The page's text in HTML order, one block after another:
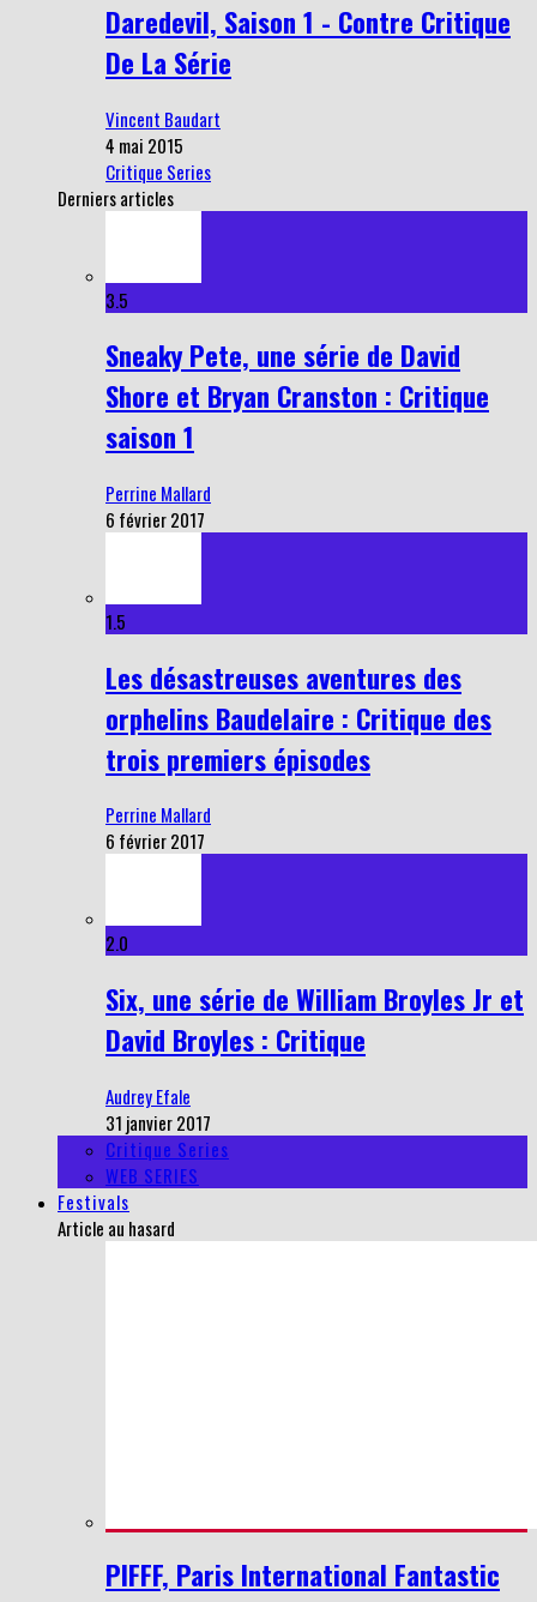
Daredevil, Saison 1 - Contre Critique
De La Série
Vincent Baudart
4 mai 2015
Critique Series
Derniers articles
3.5
Sneaky Pete, une série de David
Shore et Bryan Cranston : Critique
saison 1
Perrine Mallard
6 février 2017
1.5
Les désastreuses aventures des
orphelins Baudelaire : Critique des
trois premiers épisodes
Perrine Mallard
6 février 2017
2.0
Six, une série de William Broyles Jr et
David Broyles : Critique
Audrey Efale
31 janvier 2017
Critique Series
WEB SERIES
Festivals
Article au hasard
PIFFF, Paris International Fantastic